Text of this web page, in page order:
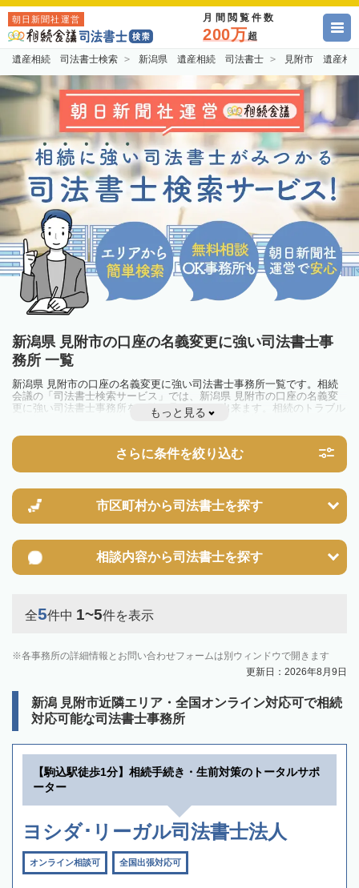
朝日新聞社運営 月間閲覧件数
200万超
遺産相続 司法書士検索 新潟県 遺産相続 司法書士 見附市 遺産相
新潟県 見附市の口座の名義変更に強い司法書士事
務所 一覧
新潟県 見附市の口座の名義変更に強い司法書士事務所一覧です。相続
会議の「司法書士検索サービス」では、新潟県 見附市の口座の名義変
更に強い司法書士事務所を一覧で見ることが出来ます。相続のトラブル
やお悩みを抱えている方は一度近隣の司法書士に相談してみましょう。
もっと見る
さらに条件を絞り込む
市区町村から司法書士を探す
相談内容から司法書士を探す
全5件中 1~5件を表示
各事務所の詳細情報とお問い合わせフォームは別ウィンドウで開きます
更新日：2026年8月9日
新潟 見附市近隣エリア・全国オンライン対応可で相続
対応可能な司法書士事務所
【駒込駅徒歩1分】相続手続き・生前対策のトータルサポ
ーター
ヨシダ･リーガル司法書士法人
オンライン相談可 全国出張対応可